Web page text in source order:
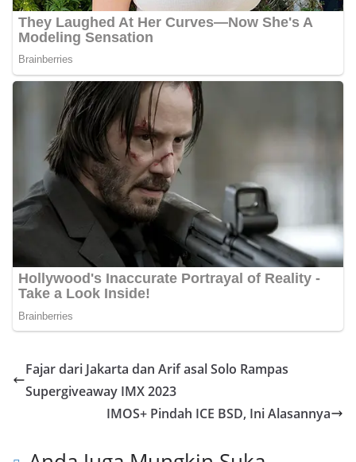
Fajar dari Jakarta dan Arif asal Solo Rampas
Supergiveaway IMX 2023
IMOS+ Pindah ICE BSD, Ini Alasannya